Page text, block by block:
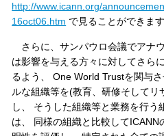
http://www.icann.org/
16oct06.htm で見ることができます
さらに、サンパウロ会議でアナ
は影響を与える方々に対してさら
るよう、 One World Trustを関与
ルな組織等を(教育、研修そしてリ
し、 そうした組織等と業務を行
は、 同様の組織と比較してICANN